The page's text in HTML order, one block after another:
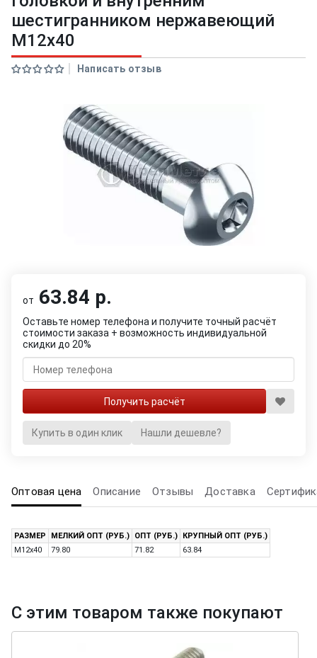
шестигранником нержавеющий
M12x40
Написать отзыв
от 63.84 р.
Оставьте номер телефона и получите точный расчёт
стоимости заказа + возможность индивидуальной
скидки до 20%
Купить в один клик Нашли дешевле?
Оптовая цена Описание Отзывы Доставка
РАЗМЕР МЕЛКИЙ ОПТ (РУБ.) ОПТ (РУБ.)
КРУПНЫЙ ОПТ (РУБ.)
M12x40
79.80 71.82 63.84
С этим товаром также покупают